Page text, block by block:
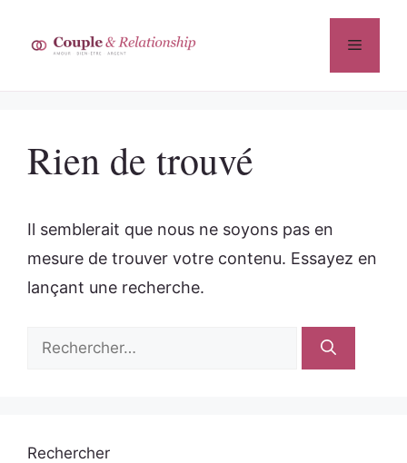
contenu
Menu
Rien de trouvé
Il semblerait que nous ne soyons pas en
mesure de trouver votre contenu. Essayez en
lançant une recherche.
Rechercher :
Rechercher